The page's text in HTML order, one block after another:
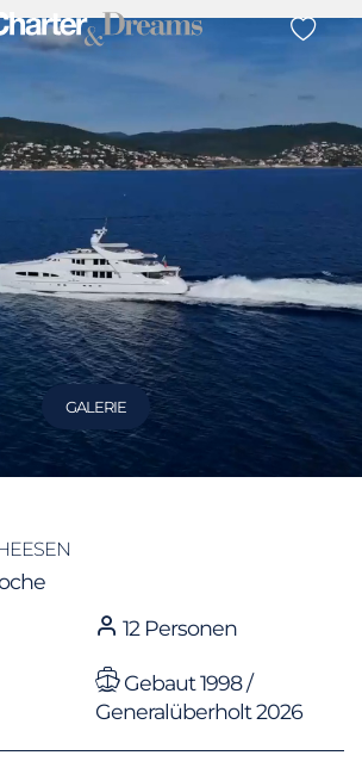
GALERIE
12 Personen
Gebaut 1998 /
Generalüberholt 2026